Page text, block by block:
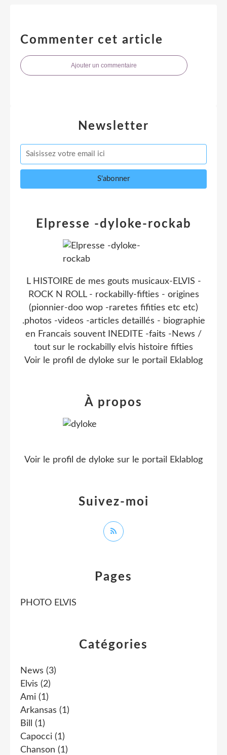
Commenter cet article
Ajouter un commentaire
Newsletter
Catégories
News (3)
Elvis (2)
Ami (1)
Arkansas (1)
Bill
(1)
Capocci (1)
Chanson (1)
Pages
PHOTO ELVIS
Elpresse -dyloke-rockab
L HISTOIRE de mes gouts musicaux-ELVIS -
ROCK N ROLL - rockabilly-fifties - origines
(pionnier-doo wop -raretes fifities etc etc)
.photos -videos -articles detaillés - biographie
en Francais souvent INEDITE -faits -News /
tout sur le rockabilly elvis histoire fifties
Voir le profil de dyloke sur le portail Eklablog
Suivez-moi
À propos
Voir le profil de dyloke sur le portail Eklablog